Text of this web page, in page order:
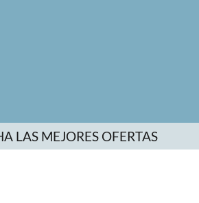
LAS MEJORES OFERTAS